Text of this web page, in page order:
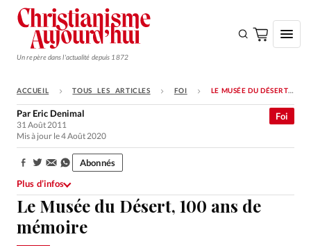
Un repère dans l'actualité depuis 1872
S'ABONNER
Monde
Opinions
Tous les articles
Faire un don
ACCUEIL TOUS LES ARTICLES FOI LE MUSÉE DU DÉSERT, 100 ANS DE MÉMOIRE
Le Musée du Désert, 100 ans de
mémoire
Foi
Par Eric Denimal
31 Août 2011
Mis à jour le 4 Août 2020
Partager:
Abonnés
Plus d’infos